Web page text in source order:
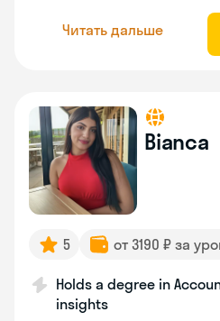
Читать дальше
Bianca
5 от 3190 ₽ за
Holds a degree in
insights